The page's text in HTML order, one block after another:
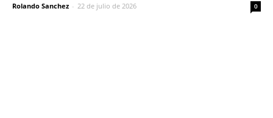
Rolando Sanchez - 22 de julio de 2026 0